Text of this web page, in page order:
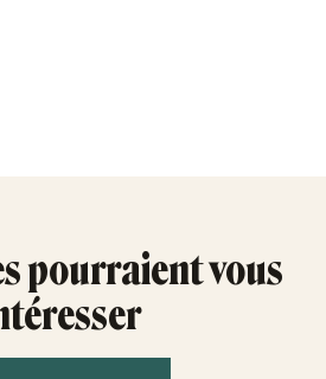
pourraient vous